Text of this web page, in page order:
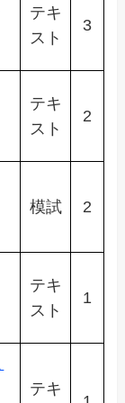
テキ
スト
3
テキ
スト
2
模試 2
テキ
スト
1
テキ